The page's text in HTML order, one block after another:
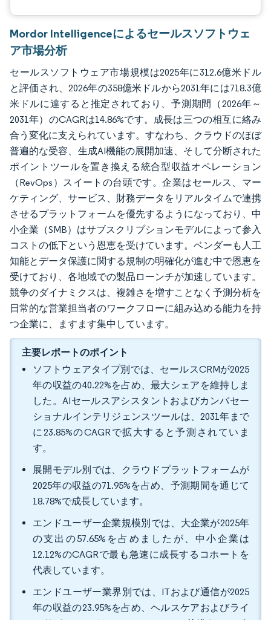
Mordor Intelligenceによるセールスソフトウェ
ア市場分析
セールスソフトウェア市場規模は2025年に312.6億米ドル
と評価され、2026年の358億米ドルから2031年には718.3億
米ドルに達すると推定されており、予測期間（2026年～
2031年）のCAGRは14.86%です。成長は三つの相互に絡み
合う変化に支えられています。すなわち、クラウドのほぼ
普遍的な受容、生成AI機能の展開加速、そして分断された
ポイントツールを置き換える統合型収益オペレーション
（RevOps）スイートの台頭です。企業はセールス、マー
ケティング、サービス、財務データをリアルタイムで連携
させるプラットフォームを優先するようになっており、中
小企業（SMB）はサブスクリプションモデルによって参入
コストの低下という恩恵を受けています。ベンダーも人工
知能とデータ保護に関する規制の明確化が進む中で恩恵を
受けており、各地域での製品ローンチが加速しています。
競争のダイナミクスは、複雑さを増すことなく予測分析を
日常的な営業担当者のワークフローに組み込める能力を持
つ企業に、ますます集中しています。
主要レポートのポイント
ソフトウェアタイプ別では、セールスCRMが2025
年の収益の40.22%を占め、最大シェアを維持しま
した。AIセールスアシスタントおよびカンバセー
ショナルインテリジェンスツールは、2031年まで
に23.85%のCAGRで拡大すると予測されていま
す。
展開モデル別では、クラウドプラットフォームが
2025年の収益の71.95%を占め、予測期間を通じて
18.78%で成長しています。
エンドユーザー企業規模別では、大企業が2025年
の支出の57.65%を占めましたが、中小企業は
12.12%のCAGRで最も急速に成長するコホートを
代表しています。
エンドユーザー業界別では、ITおよび通信が2025
年の収益の23.95%を占め、ヘルスケアおよびライ